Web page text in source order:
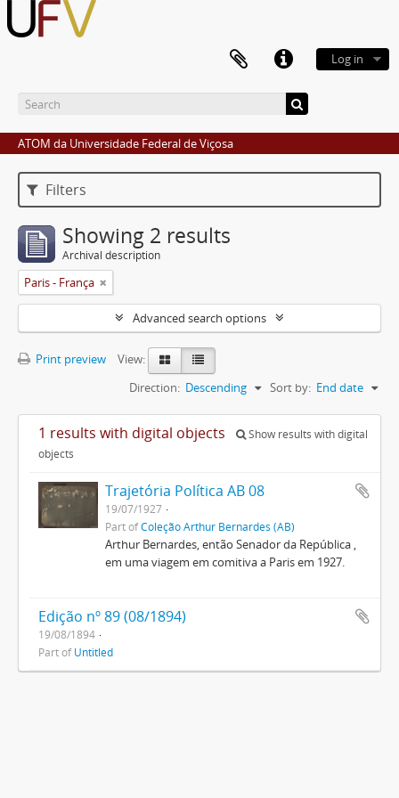
Log in
ATOM da Universidade Federal de Viçosa
Filters
Showing 2 results
Archival description
Paris - França
Advanced search options
Print preview
View:
Sort by: End date
Direction: Descending
1 results with digital objects
Show results with digital
objects
Trajetória Política AB 08
19/07/1927
Part ofColeção Arthur Bernardes (AB)
Arthur Bernardes, então Senador da República ,
em uma viagem em comitiva a Paris em 1927.
Edição nº 89 (08/1894)
19/08/1894
Part ofUntitled